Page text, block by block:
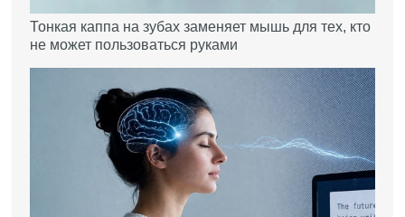
Тонкая каппа на зубах заменяет мышь для тех, кто
не может пользоваться руками